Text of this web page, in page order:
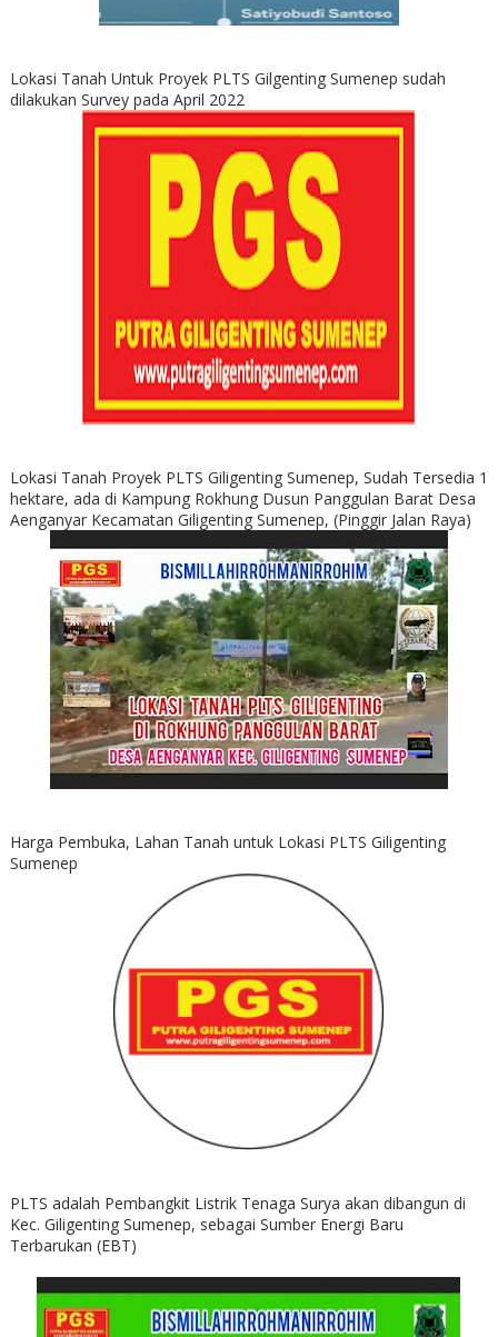
Lokasi Tanah Untuk Proyek PLTS Gilgenting Sumenep sudah
dilakukan Survey pada April 2022
Lokasi Tanah Proyek PLTS Giligenting Sumenep, Sudah Tersedia 1
hektare, ada di Kampung Rokhung Dusun Panggulan Barat Desa
Aenganyar Kecamatan Giligenting Sumenep, (Pinggir Jalan Raya)
Harga Pembuka, Lahan Tanah untuk Lokasi PLTS Giligenting
Sumenep
PLTS adalah Pembangkit Listrik Tenaga Surya akan dibangun di
Kec. Giligenting Sumenep, sebagai Sumber Energi Baru
Terbarukan (EBT)